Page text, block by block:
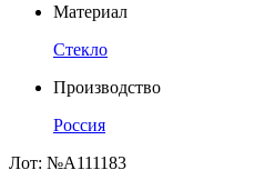
Материал
Стекло
Производство
Россия
Лот: №А111183